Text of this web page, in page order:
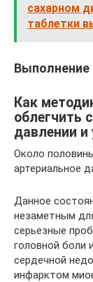
сахарном
таблетки
Выполнение
Как
облегчить
давлении и
Около
артериальное
Данное
незаметным
серьезные
головной боли
сердечной
инфарктом